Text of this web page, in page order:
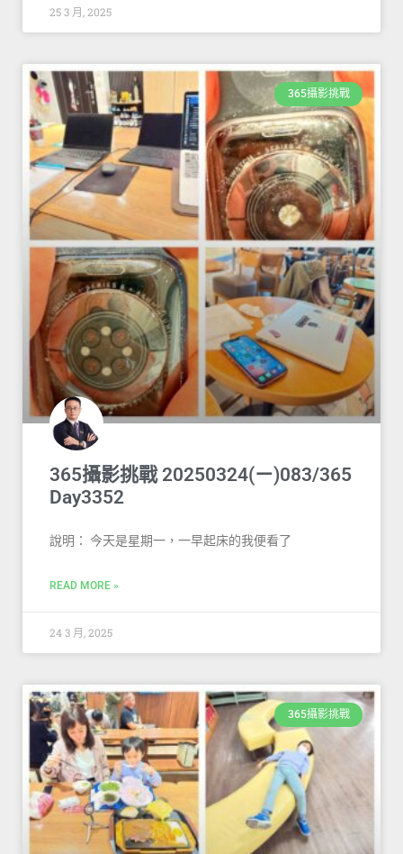
25 3 月, 2025
365攝影挑戰
365攝影挑戰 20250324(ㄧ)083/365
Day3352
說明： 今天是星期一，一早起床的我便看了
READ MORE »
24 3 月, 2025
365攝影挑戰